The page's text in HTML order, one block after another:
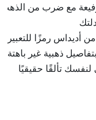
رمزًا للتعبير عن
ذهبية غير باهتة
تألقًا حقيقيًا